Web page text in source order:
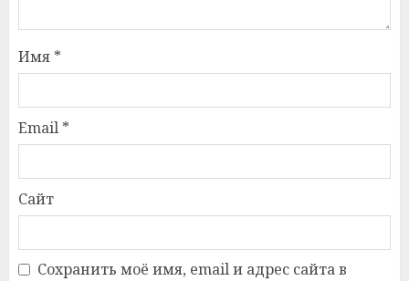
Имя *
Email *
Сайт
Сохранить моё имя, email и адрес сайта в